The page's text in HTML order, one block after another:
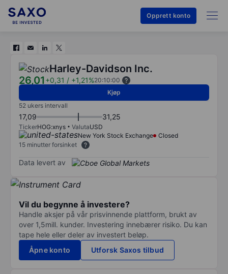
Opprett konto
Harley-Davidson Inc.
26,01+0,31 / +1,21%20:10:00
Kjøp
52 ukers intervall
17,09 31,25
TickerHOG:xnys ValutaUSD
New York Stock Exchange
Closed
15 minutter forsinket
Data levert av
Vil du begynne å investere?
Handle aksjer på vår prisvinnende plattform, brukt av
over 1,5mill. kunder. Investering innebærer risiko. Du kan
tape hele eller deler av investert beløp.
Åpne konto
Utforsk Saxos tilbud